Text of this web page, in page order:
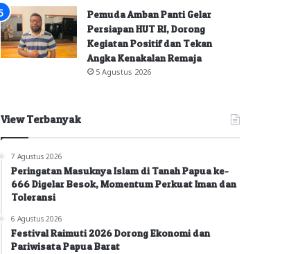
Pemuda Amban Panti Gelar
Persiapan HUT RI, Dorong
Kegiatan Positif dan Tekan
Angka Kenakalan Remaja
5 Agustus 2026
View Terbanyak
7 Agustus 2026
Peringatan Masuknya Islam di Tanah Papua ke-
666 Digelar Besok, Momentum Perkuat Iman dan
Toleransi
6 Agustus 2026
Festival Raimuti 2026 Dorong Ekonomi dan
Pariwisata Papua Barat